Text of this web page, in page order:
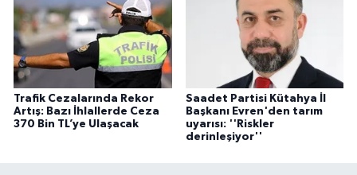
Trafik Cezalarında Rekor
Artış: Bazı İhlallerde Ceza
370 Bin TL’ye Ulaşacak
Saadet Partisi Kütahya İl
Başkanı Evren'den tarım
uyarısı: ''Riskler
derinleşiyor''